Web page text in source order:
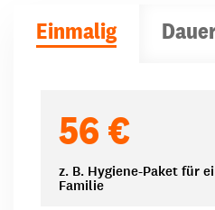
Einmalig
56 €
z. B. Hygiene-Paket für
Familie